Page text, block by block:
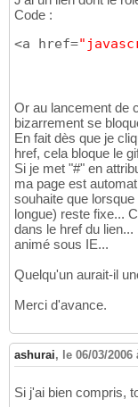
Code :
<a href=
Or au lancement de
bizarrement se
En fait dès que je
href, cela bloque le
Si je met "#" en
ma page est
souhaite que
longue) reste fixe...
dans le href du
animé sous IE...
Quelqu'un aurait-il
Merci d'avance.
ashurai, le 06/03/2006
Si j'ai bien compris,